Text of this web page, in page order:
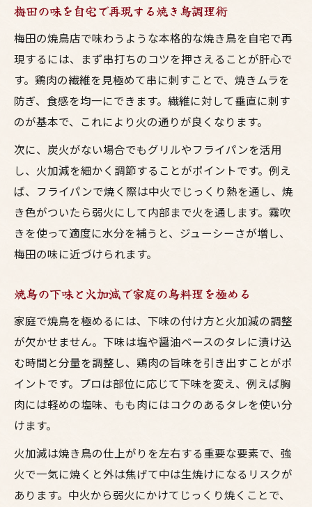
梅田の味を自宅で再現する焼き鳥調理術
梅田の焼鳥店で味わうような本格的な焼き鳥を自宅で再
現するには、まず串打ちのコツを押さえることが肝心で
す。鶏肉の繊維を見極めて串に刺すことで、焼きムラを
防ぎ、食感を均一にできます。繊維に対して垂直に刺す
のが基本で、これにより火の通りが良くなります。
次に、炭火がない場合でもグリルやフライパンを活用
し、火加減を細かく調節することがポイントです。例え
ば、フライパンで焼く際は中火でじっくり熱を通し、焼
き色がついたら弱火にして内部まで火を通します。霧吹
きを使って適度に水分を補うと、ジューシーさが増し、
梅田の味に近づけられます。
焼鳥の下味と火加減で家庭の鳥料理を極める
家庭で焼鳥を極めるには、下味の付け方と火加減の調整
が欠かせません。下味は塩や醤油ベースのタレに漬け込
む時間と分量を調整し、鶏肉の旨味を引き出すことがポ
イントです。プロは部位に応じて下味を変え、例えば胸
肉には軽めの塩味、もも肉にはコクのあるタレを使い分
けます。
火加減は焼き鳥の仕上がりを左右する重要な要素で、強
火で一気に焼くと外は焦げて中は生焼けになるリスクが
あります。中火から弱火にかけてじっくり焼くことで、